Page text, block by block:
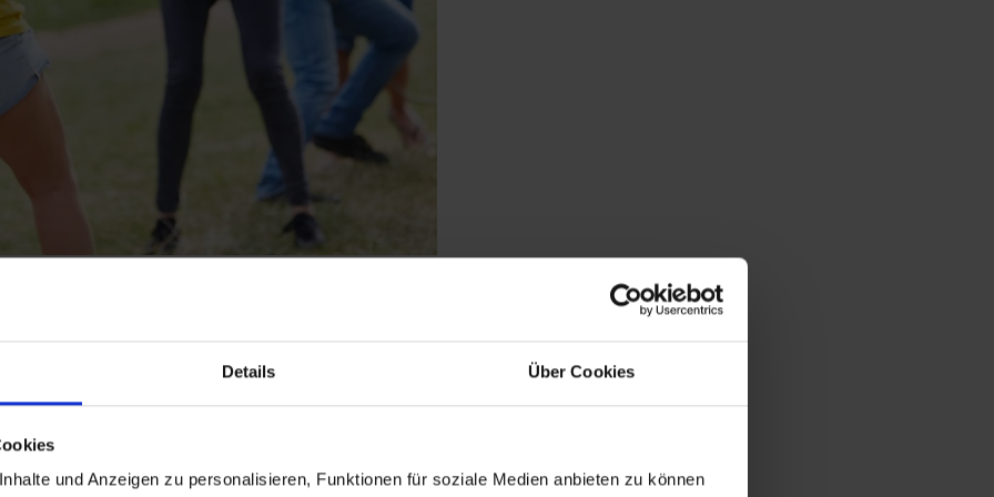
Details Über Cookies
und Anzeigen zu personalisieren, Funktionen für soziale Medien anbieten zu können